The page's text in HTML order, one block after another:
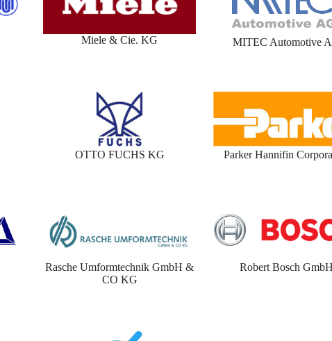
Miele & Cie. KG MITEC Automotive
OTTO FUCHS KG Parker Hannifin
Rasche Umformtechnik GmbH &
CO KG
Robert Bosch